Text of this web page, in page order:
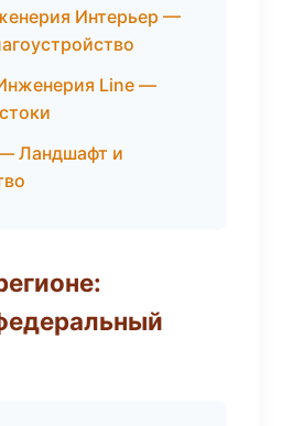
Интерьер —
Line —
Ландшафт и